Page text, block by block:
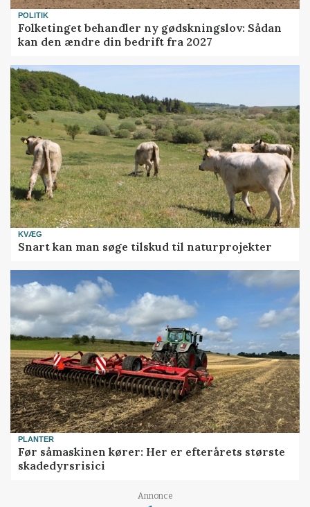
POLITIK
Folketinget behandler ny gødskningslov: Sådan
kan den ændre din bedrift fra 2027
KVÆG
Snart kan man søge tilskud til naturprojekter
PLANTER
Før såmaskinen kører: Her er efterårets største
skadedyrsrisici
Annonce